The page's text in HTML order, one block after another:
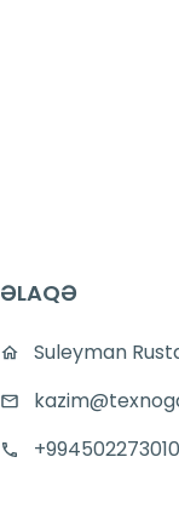
ƏLAQƏ
Suleyman
+994502273010